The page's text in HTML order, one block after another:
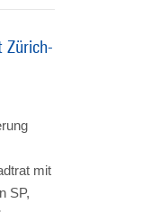
Zürich-
mit
SP,